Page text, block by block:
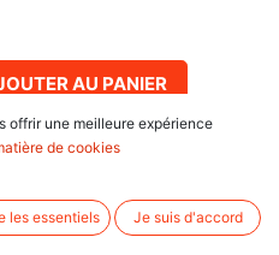
AU PANIER
offrir une meilleure expérience
de cookies
les essentiels Je suis d'accord